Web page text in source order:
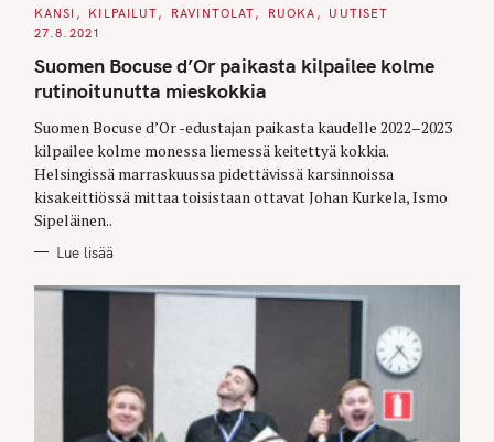
C
T
G
O
R
S
KANSI KILPAILUT RAVINTOLAT RUOKA
UUTISET
27.8.2021
Suomen Bocuse d’Or paikasta kilpailee kolme
rutinoitunutta mieskokkia
Suomen Bocuse d’Or -edustajan paikasta kaudelle 2022–2023
kilpailee kolme monessa liemessä keitettyä kokkia.
Helsingissä marraskuussa pidettävissä karsinnoissa
kisakeittiössä mittaa toisistaan ottavat Johan Kurkela, Ismo
Sipeläinen..
Lue lisää